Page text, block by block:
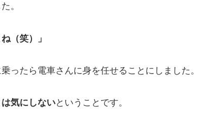
。
（笑）」
ったら電車さんに身を任せることにしました。
気にしないということです。